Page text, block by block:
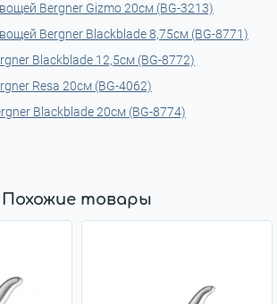
Bergner Gizmo 20см (BG-3213)
Bergner Blackblade 8,75см (BG-8771)
Blackblade 12,5см (BG-8772)
Resa 20см (BG-4062)
Blackblade 20см (BG-8774)
Похожие товары